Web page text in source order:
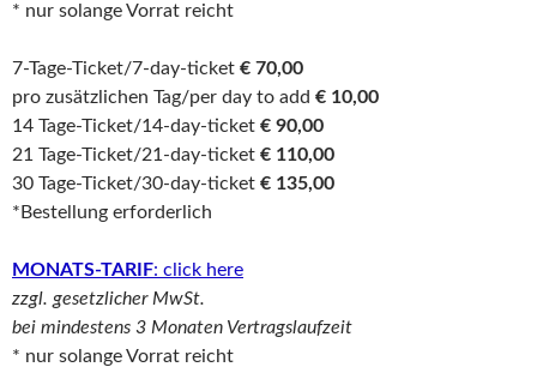
* nur solange Vorrat reicht
7-Tage-Ticket/7-day-ticket € 70,00
pro zusätzlichen Tag/per day to add € 10,00
14 Tage-Ticket/14-day-ticket € 90,00
21 Tage-Ticket/21-day-ticket € 110,00
30 Tage-Ticket/30-day-ticket € 135,00
*Bestellung erforderlich
MONATS-TARIF: click here
zzgl. gesetzlicher MwSt.
bei mindestens 3 Monaten Vertragslaufzeit
* nur solange Vorrat reicht